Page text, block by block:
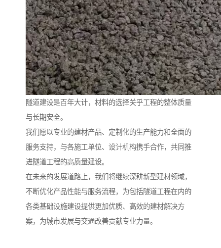
隧道建设是百年大计，材料的选择关乎工程的整体质量
与长期安全。
我们愿以专业的建材产品、定制化的生产能力和全面的
服务支持，与各施工单位、设计机构携手合作，共同推
进隧道工程的高质量建设。
在未来的发展道路上，我们将继续深耕新型建材领域，
不断优化产品性能与服务流程，为包括隧道工程在内的
各类基础设施建设提供更加优质、高效的建材解决方
案，为城市发展与交通改善贡献专业力量。